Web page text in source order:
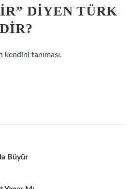
DIYEN TÜRK
kendini tanıması.
Büyür